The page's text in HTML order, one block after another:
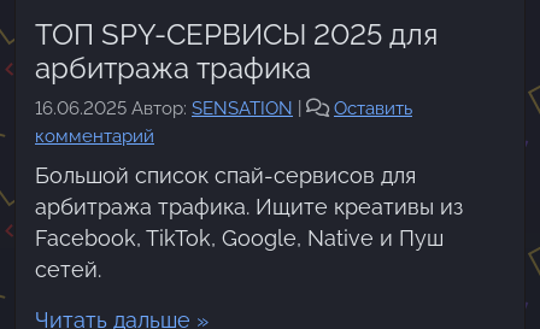
ТОП SPY-СЕРВИСЫ 2025 для
арбитража трафика
16.06.2025 Автор: SENSATION
Оставить
комментарий
Большой список спай-сервисов для
арбитража трафика. Ищите креативы из
Facebook, TikTok, Google, Native и Пуш
сетей.
Читать дальше »